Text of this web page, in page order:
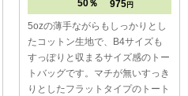
50％ 975円
5ozの薄手ながらもしっかりとし
たコットン生地で、B4サイズも
すっぽりと収まるサイズ感のトー
トバッグです。マチが無いすっき
りとしたフラットタイプのトート